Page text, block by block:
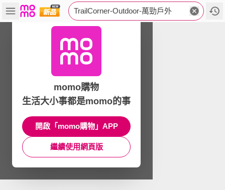
TrailCorner-Outdoor-萬勁戶外
momo購物
生活大小事都是momo的事
開啟「momo購物」APP
繼續使用網頁版